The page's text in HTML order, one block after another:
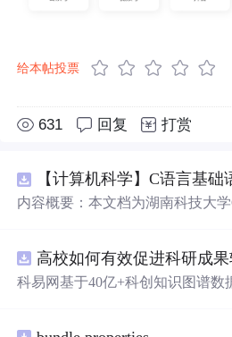
给本帖投票
631 回复 打赏
内容概要：本文档为湖南科技大
循环）、数组、字符串处理、函
等内容。题目形式为单项选择题
科易网基于40亿+科创知识图谱数